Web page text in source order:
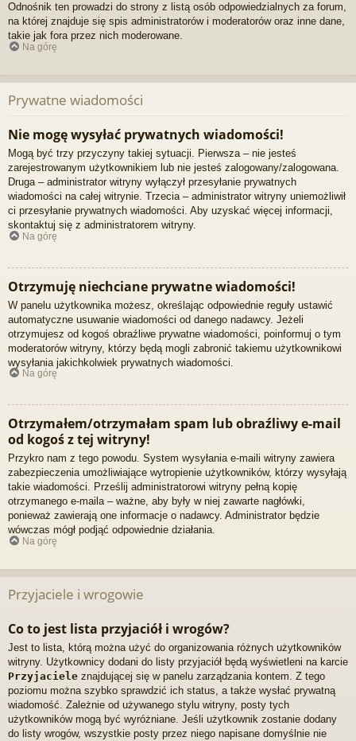
Odnośnik ten prowadzi do strony z listą osób odpowiedzialnych za forum,
na której znajduje się spis administratorów i moderatorów oraz inne dane,
takie jak fora przez nich moderowane.
Na górę
Prywatne wiadomości
Nie mogę wysyłać prywatnych wiadomości!
Mogą być trzy przyczyny takiej sytuacji. Pierwsza – nie jesteś
zarejestrowanym użytkownikiem lub nie jesteś zalogowany/zalogowana.
Druga – administrator witryny wyłączył przesyłanie prywatnych
wiadomości na całej witrynie. Trzecia – administrator witryny uniemożliwił
ci przesyłanie prywatnych wiadomości. Aby uzyskać więcej informacji,
skontaktuj się z administratorem witryny.
Na górę
Otrzymuję niechciane prywatne wiadomości!
W panelu użytkownika możesz, określając odpowiednie reguły ustawić
automatyczne usuwanie wiadomości od danego nadawcy. Jeżeli
otrzymujesz od kogoś obraźliwe prywatne wiadomości, poinformuj o tym
moderatorów witryny, którzy będą mogli zabronić takiemu użytkownikowi
wysyłania jakichkolwiek prywatnych wiadomości.
Na górę
Otrzymałem/otrzymałam spam lub obraźliwy e-mail
od kogoś z tej witryny!
Przykro nam z tego powodu. System wysyłania e-maili witryny zawiera
zabezpieczenia umożliwiające wytropienie użytkowników, którzy wysyłają
takie wiadomości. Prześlij administratorowi witryny pełną kopię
otrzymanego e-maila – ważne, aby były w niej zawarte nagłówki,
ponieważ zawierają one informacje o nadawcy. Administrator będzie
wówczas mógł podjąć odpowiednie działania.
Na górę
Przyjaciele i wrogowie
Co to jest lista przyjaciół i wrogów?
Jest to lista, którą można użyć do organizowania różnych użytkowników
witryny. Użytkownicy dodani do listy przyjaciół będą wyświetleni na karcie
Przyjaciele znajdującej się w panelu zarządzania kontem. Z tego
poziomu można szybko sprawdzić ich status, a także wysłać prywatną
wiadomość. Zależnie od używanego stylu witryny, posty tych
użytkowników mogą być wyróżniane. Jeśli użytkownik zostanie dodany
do listy wrogów, wszystkie posty przez niego napisane domyślnie nie